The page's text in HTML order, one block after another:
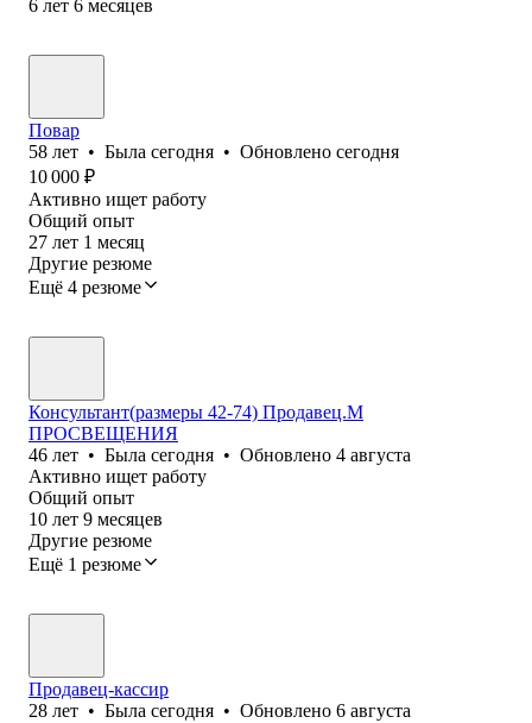
6 лет 6 месяцев
Повар
58 лет • Была сегодня • Обновлено сегодня
10 000 ₽
Активно ищет работу
Общий опыт
27 лет 1 месяц
Другие резюме
Ещё 4 резюме
Консультант(размеры 42-74) Продавец.М
ПРОСВЕЩЕНИЯ
46 лет • Была сегодня • Обновлено 4 августа
Активно ищет работу
Общий опыт
10 лет 9 месяцев
Другие резюме
Ещё 1 резюме
Продавец-кассир
28 лет • Была сегодня • Обновлено 6 августа